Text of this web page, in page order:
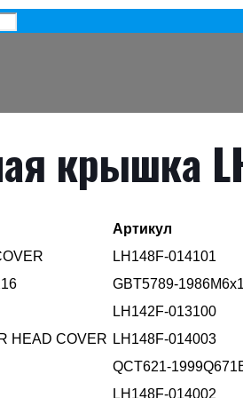
крышка
Артикул
LH148F-014101
GBT5789-
LH142F-013100
HEAD COVER LH148F-014003
QCT621-
LH148F-014002